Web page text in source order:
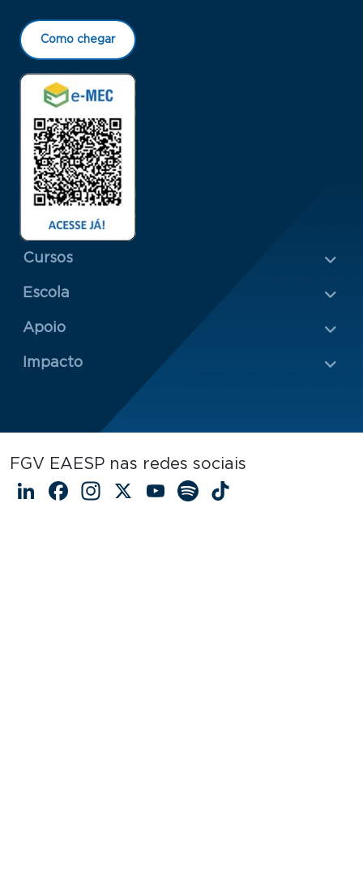
Como chegar
Menu Rodapé 1
Cursos
Escola
Rodapé 2
Apoio
Impacto
FGV EAESP nas redes sociais
LinkedIn
Facebook
Instagram
X YouTube
Spotify